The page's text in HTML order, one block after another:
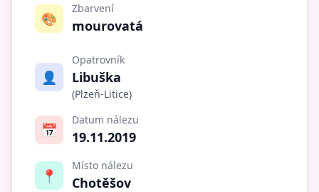
🎨
Zbarvení
mourovatá
👤
Opatrovník
Libuška
(Plzeň-Litice)
📅
Datum nálezu
19.11.2019
📍
Místo nálezu
Chotěšov